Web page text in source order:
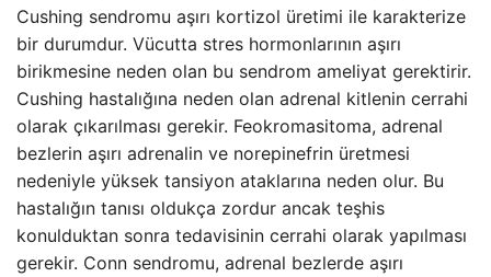
Cushing sendromu aşırı kortizol üretimi ile karakterize
bir durumdur. Vücutta stres hormonlarının aşırı
birikmesine neden olan bu sendrom ameliyat gerektirir.
Cushing hastalığına neden olan adrenal kitlenin cerrahi
olarak çıkarılması gerekir. Feokromasitoma, adrenal
bezlerin aşırı adrenalin ve norepinefrin üretmesi
nedeniyle yüksek tansiyon ataklarına neden olur. Bu
hastalığın tanısı oldukça zordur ancak teşhis
konulduktan sonra tedavisinin cerrahi olarak yapılması
gerekir. Conn sendromu, adrenal bezlerde aşırı